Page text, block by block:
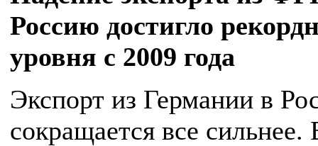
Россию достигло
уровня с 2009 года
Экспорт из Германии в
сокращается все сильнее.